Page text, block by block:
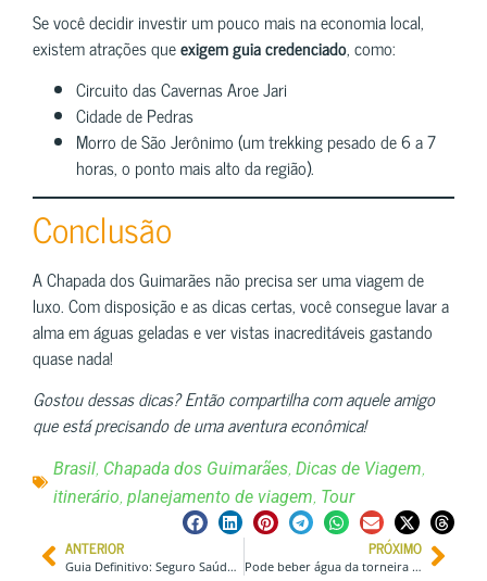
Se você decidir investir um pouco mais na economia local,
existem atrações queexigem guia credenciado, como:
Circuito das Cavernas Aroe Jari
Cidade de Pedras
Morro de São Jerônimo (um trekking pesado de 6 a 7
horas, o ponto mais alto da região).
Conclusão
A Chapada dos Guimarães não precisa ser uma viagem de
luxo. Com disposição e as dicas certas, você consegue lavar a
alma em águas geladas e ver vistas inacreditáveis gastando
quase nada!
Gostou dessas dicas? Então compartilha com aquele amigo
que está precisando de uma aventura econômica!
Brasil, Chapada dos Guimarães, Dicas de Viagem,
itinerário, planejamento de viagem, Tour
ANTERIOR
Guia Definitivo: Seguro Saúde e Imigração para Expatriados na Itália (ideal p/ Brasileiros)
PRÓXIMO
Pode beber água da torneira na Nicarágua? Minha experiência real!